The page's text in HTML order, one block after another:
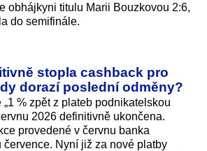
obhájkyni titulu Marii Bouzkovou 2:6,
do semifinále.
stopla cashback pro
dorazí poslední odměny?
% zpět z plateb podnikatelskou
2026 definitivně ukončena.
provedené v červnu banka
července. Nyní již za nové platby